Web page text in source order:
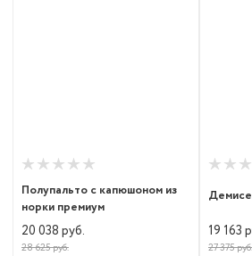
Полупальто с капюшоном из
норки премиум
20 038 руб.
28 625 руб.
19 163
27 375 руб.